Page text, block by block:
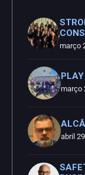
março
março
abril